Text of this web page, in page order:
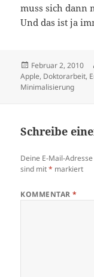
muss sich dann
Und das ist ja
Veröffentlicht
am
Februar 2, 2010
Apple, Doktorarbeit,
Minimalisierung
Schreibe
Deine E-Mail-
sind mit* markiert
KOMMENTAR*